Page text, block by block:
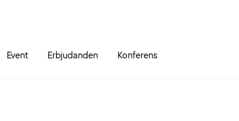
Event Erbjudanden Konferens